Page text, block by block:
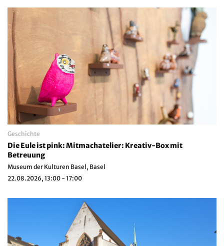
Geschichte
Die Eule ist pink: Mitmachatelier: Kreativ-Box mit
Betreuung
Museum der Kulturen Basel, Basel
22.08.2026, 13:00 - 17:00